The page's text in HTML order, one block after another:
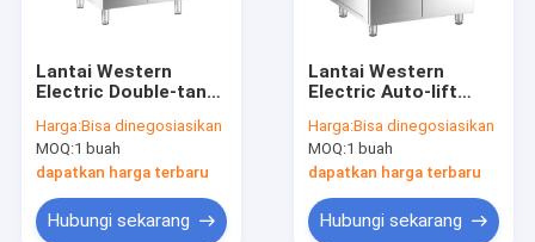
Lantai Western
Electric Double-tank
kabinet
Harga:Bisa dinegosiasikan
MOQ:1 buah
dapatkan harga terbaru
Hubungi sekarang
Lantai Western
Electric Auto-lift
dengan kabinet
Harga:Bisa dinegosiasikan
MOQ:1 buah
dapatkan harga terbaru
Hubungi sekarang